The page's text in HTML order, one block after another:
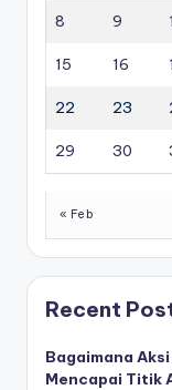
8 9
15 16
22 23
29 30
« Feb
Recent
Bagaimana
Mencapai Titik